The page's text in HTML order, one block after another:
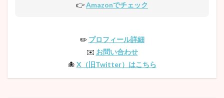
👉Amazonでチェック
✏️ プロフィール詳細
✉️ お問い合わせ
🐙 X（旧Twitter）はこちら